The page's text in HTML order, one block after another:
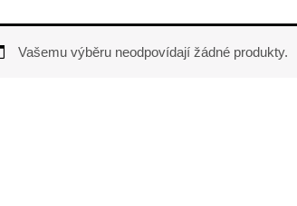
Vašemu výběru neodpovídají žádné produkty.